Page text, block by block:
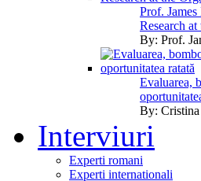
Prof.
Research
By: Prof.
Evaluarea,
By: Cristina
Interviuri
Experti romani
Experti internationali